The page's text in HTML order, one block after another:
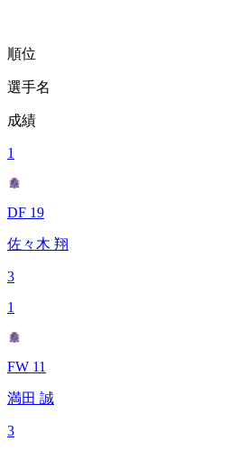
順位
選手名
成績
1
DF 19
佐々木 翔
3
1
FW 11
満田 誠
3